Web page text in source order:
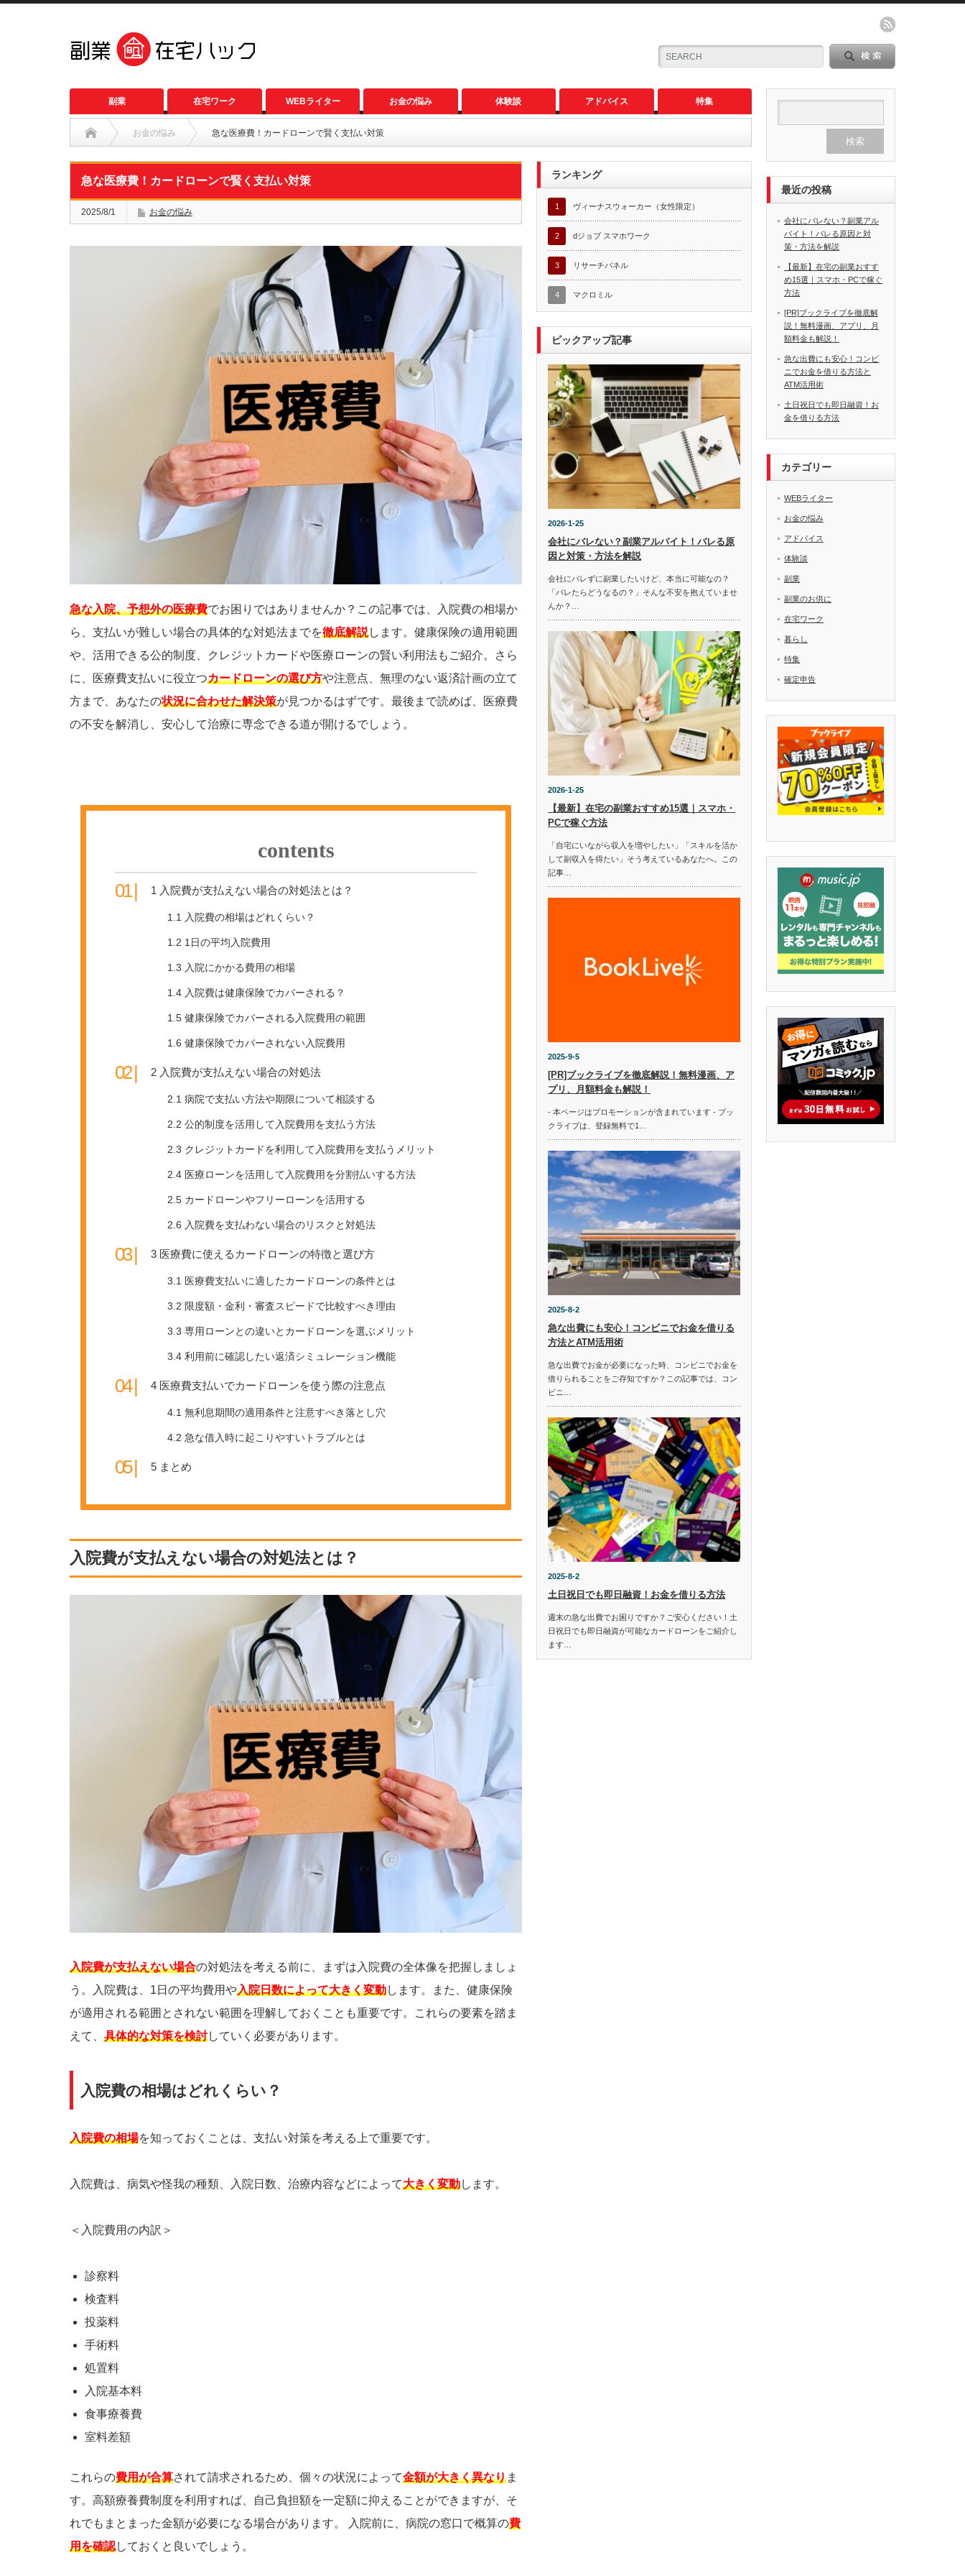
副業 在宅ワーク WEBライター お金の悩み 体験談 アドバイス 特集
お金の悩み 急な医療費！カードローンで賢く支払い対策
急な医療費！カードローンで賢く支払い対策
2025/8/1 お金の悩み
急な入院、予想外の医療費でお困りではありませんか？この記事では、入院費の相場か
ら、支払いが難しい場合の具体的な対処法までを徹底解説します。健康保険の適用範囲
や、活用できる公的制度、クレジットカードや医療ローンの賢い利用法もご紹介。さら
に、医療費支払いに役立つカードローンの選び方や注意点、無理のない返済計画の立て
方まで、あなたの状況に合わせた解決策が見つかるはずです。最後まで読めば、医療費
の不安を解消し、安心して治療に専念できる道が開けるでしょう。
contents
1 入院費が支払えない場合の対処法とは？
1.1 入院費の相場はどれくらい？
1.2 1日の平均入院費用
1.3 入院にかかる費用の相場
1.4入院費は健康保険でカバーされる？
1.5健康保険でカバーされる入院費用の範囲
1.6 健康保険でカバーされない入院費用
2 入院費が支払えない場合の対処法
2.1 病院で支払い方法や期限について相談する
2.2 公的制度を活用して入院費用を支払う方法
2.3 クレジットカードを利用して入院費用を支払うメリット
2.4医療ローンを活用して入院費用を分割払いする方法
2.5カードローンやフリーローンを活用する
2.6 入院費を支払わない場合のリスクと対処法
3 医療費に使えるカードローンの特徴と選び方
3.1 医療費支払いに適したカードローンの条件とは
3.2 限度額・金利・審査スピードで比較すべき理由
3.3 専用ローンとの違いとカードローンを選ぶメリット
3.4利用前に確認したい返済シミュレーション機能
4 医療費支払いでカードローンを使う際の注意点
4.1 無利息期間の適用条件と注意すべき落とし穴
4.2 急な借入時に起こりやすいトラブルとは
5 まとめ
入院費が支払えない場合の対処法とは？
入院費が支払えない場合の対処法を考える前に、まずは入院費の全体像を把握しましょ
う。入院費は、1日の平均費用や入院日数によって大きく変動します。また、健康保険
が適用される範囲とされない範囲を理解しておくことも重要です。これらの要素を踏ま
えて、 具体的な対策を検討していく必要があります。
入院費の相場はどれくらい？
入院費の相場を知っておくことは、支払い対策を考える上で重要です。
入院費は、病気や怪我の種類、入院日数、治療内容などによって大きく変動します。
＜入院費用の内訳＞
診察料
検査料
投薬料
手術料
処置料
入院基本料
食事療養費
室料差額
これらの費用が合算されて請求されるため、個々の状況によって金額が大きく異なりま
す。高額療養費制度を利用すれば、自己負担額を一定額に抑えることができますが、そ
れでもまとまった金額が必要になる場合があります。 入院前に、病院の窓口で概算の費
用を確認しておくと良いでしょう。
ランキング
1 ヴィーナスウォーカー（女性限定）
2 dジョブ スマホワーク
3 リサーチパネル
4 マクロミル
ピックアップ記事
2026-1-25
会社にバレない？副業アルバイト！バレる原
因と対策・方法を解説
会社にバレずに副業したいけど、本当に可能なの？
「バレたらどうなるの？」そんな不安を抱えていませ
んか？…
2026-1-25
【最新】在宅の副業おすすめ15選｜スマホ・
PCで稼ぐ方法
「自宅にいながら収入を増やしたい」「スキルを活か
して副収入を得たい」そう考えているあなたへ。この
記事…
2025-9-5
[PR]ブックライブを徹底解説！無料漫画、ア
プリ、月額料金も解説！
- 本ページはプロモーションが含まれています - ブッ
クライブは、登録無料で1…
2025-8-2
急な出費にも安心！コンビニでお金を借りる
方法とATM活用術
急な出費でお金が必要になった時、コンビニでお金を
借りられることをご存知ですか？この記事では、コン
ビニ…
2025-8-2
土日祝日でも即日融資！お金を借りる方法
週末の急な出費でお困りですか？ご安心ください！土
日祝日でも即日融資が可能なカードローンをご紹介し
ます…
最近の投稿
会社にバレない？副業アル
バイト！バレる原因と対
策・方法を解説
【最新】在宅の副業おすす
め15選｜スマホ・PCで稼ぐ
方法
[PR]ブックライブを徹底解
説！無料漫画、アプリ、月
額料金も解説！
急な出費にも安心！コンビ
ニでお金を借りる方法と
ATM活用術
土日祝日でも即日融資！お
金を借りる方法
カテゴリー
WEBライター
お金の悩み
アドバイス
体験談
副業
副業のお供に
在宅ワーク
暮らし
特集
確定申告